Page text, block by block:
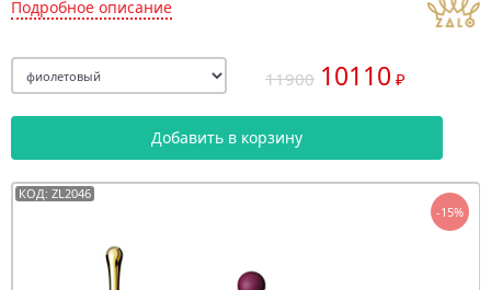
Подробное описание
11900 10110 ₽
Добавить в корзину
КОД: ZL2046
-15%